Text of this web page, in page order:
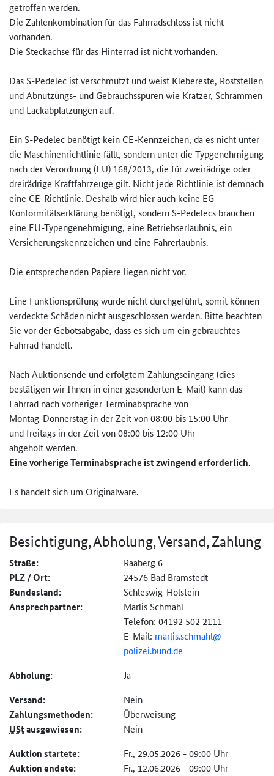
getroffen werden.
Die Zahlenkombination für das Fahrradschloss ist nicht
vorhanden.
Die Steckachse für das Hinterrad ist nicht vorhanden.
Das S-Pedelec ist verschmutzt und weist Klebereste, Roststellen
und Abnutzungs- und Gebrauchsspuren wie Kratzer, Schrammen
und Lackabplatzungen auf.
Ein S-Pedelec benötigt kein CE-Kennzeichen, da es nicht unter
die Maschinenrichtlinie fällt, sondern unter die Typgenehmigung
nach der Verordnung (EU) 168/2013, die für zweirädrige oder
dreirädrige Kraftfahrzeuge gilt. Nicht jede Richtlinie ist demnach
eine CE-Richtlinie. Deshalb wird hier auch keine EG-
Konformitätserklärung benötigt, sondern S-Pedelecs brauchen
eine EU-Typengenehmigung, eine Betriebserlaubnis, ein
Versicherungskennzeichen und eine Fahrerlaubnis.
Die entsprechenden Papiere liegen nicht vor.
Eine Funktionsprüfung wurde nicht durchgeführt, somit können
verdeckte Schäden nicht ausgeschlossen werden. Bitte beachten
Sie vor der Gebotsabgabe, dass es sich um ein gebrauchtes
Fahrrad handelt.
Nach Auktionsende und erfolgtem Zahlungseingang (dies
bestätigen wir Ihnen in einer gesonderten E-Mail) kann das
Fahrrad nach vorheriger Terminabsprache von
Montag-Donnerstag in der Zeit von 08:00 bis 15:00 Uhr
und freitags in der Zeit von 08:00 bis 12:00 Uhr
abgeholt werden.
Eine vorherige Terminabsprache ist zwingend erforderlich.
Es handelt sich um Originalware.
Besichtigung, Abholung, Versand, Zahlung
Straße: Raaberg 6
PLZ / Ort: 24576 Bad Bramstedt
Bundesland: Schleswig-Holstein
Ansprechpartner:
Marlis Schmahl
Telefon: 04192 502 2111
E-Mail: marlis.schmahl@
polizei.bund.de
Abholung: Ja
Versand: Nein
Zahlungs­methoden: Überweisung
UStausgewiesen: Nein
Auktion startete: Fr., 29.05.2026 - 09:00 Uhr
Auktion endete: Fr., 12.06.2026 - 09:00 Uhr